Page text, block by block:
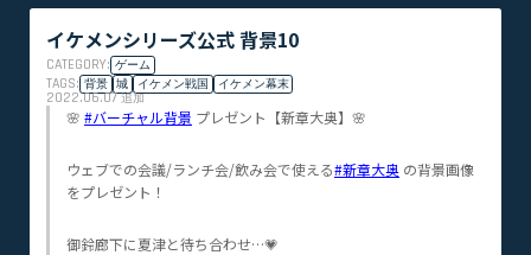
イケメンシリーズ公式 背景10
CATEGORY: ゲーム
TAGS: 背景 城 イケメン戦国 イケメン幕末
2022.06.07追加
🌸 #バーチャル背景 プレゼント【新章大奥】🌸
ウェブでの会議/ランチ会/飲み会で使える#新章大奥 の背景画像
をプレゼント！
御鈴廊下に夏津と待ち合わせ…💗